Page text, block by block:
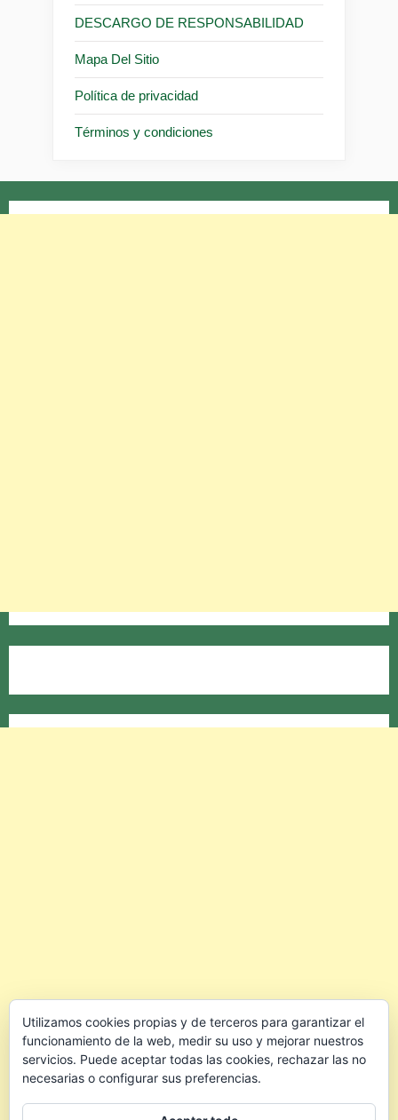
DESCARGO DE RESPONSABILIDAD
Mapa Del Sitio
Política de privacidad
Términos y condiciones
Utilizamos cookies propias y de terceros para garantizar el
funcionamiento de la web, medir su uso y mejorar nuestros
servicios. Puede aceptar todas las cookies, rechazar las no
necesarias o configurar sus preferencias.